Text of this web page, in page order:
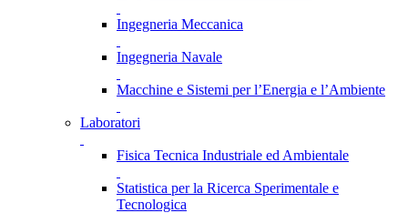
Ingegneria Meccanica
Ingegneria Navale
Macchine e Sistemi per l’Energia e l’Ambiente
Laboratori
Fisica Tecnica Industriale ed Ambientale
Statistica per la Ricerca Sperimentale e
Tecnologica